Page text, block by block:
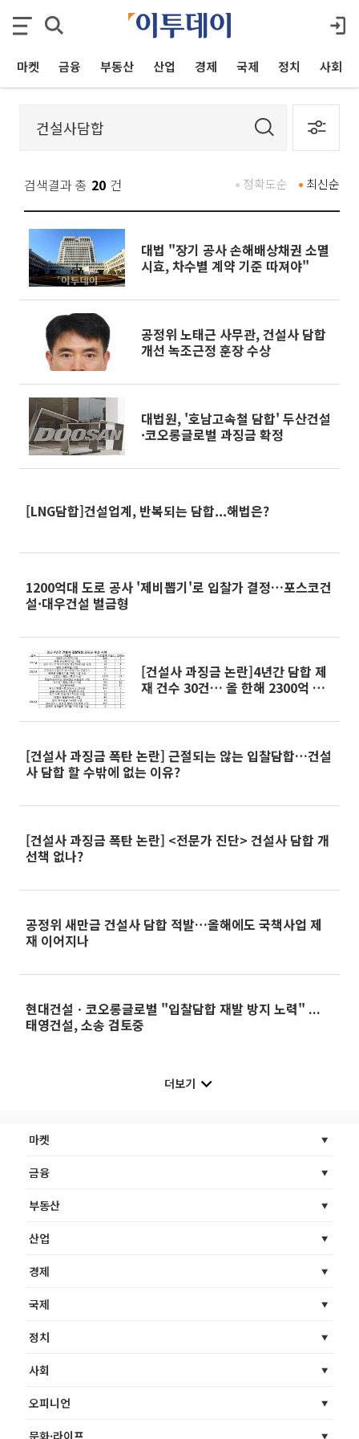
마켓 금융 부동산 산업 경제 국제 정치 사회
검색결과 총 20 건 최신순
정확도순
대법 "장기 공사 손해배상채권 소멸
시효, 차수별 계약 기준 따져야"
공정위 노태근 사무관, 건설사 담합
개선 녹조근정 훈장 수상
대법원, '호남고속철 담합' 두산건설
·코오롱글로벌 과징금 확정
[LNG담합]건설업계, 반복되는 담합...해법은?
1200억대 도로 공사 '제비뽑기'로 입찰가 결정…포스코건
설·대우건설 벌금형
[건설사 과징금 논란]4년간 담합 제
재 건수 30건… 올 한해 2300억 과
[건설사 과징금 폭탄 논란] 근절되는 않는 입찰담합…건설
사 담합 할 수밖에 없는 이유?
[건설사 과징금 폭탄 논란] <전문가 진단> 건설사 담합 개
선책 없나?
공정위 새만금 건설사 담합 적발…올해에도 국책사업 제
재 이어지나
현대건설ㆍ코오롱글로벌 "입찰담합 재발 방지 노력" ...
태영건설, 소송 검토중
더보기
마켓
금융
부동산
산업
경제
국제
정치
사회
오피니언
문화·라이프